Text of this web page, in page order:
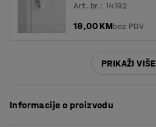
Art. br.: 14192
18,00 KMbez PDV
PRIKAŽI VIŠE
Informacije o proizvodu